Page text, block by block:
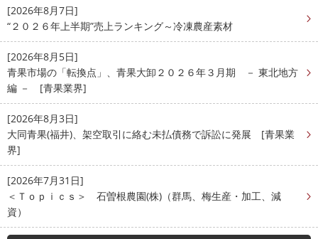
[2026年8月7日]
“２０２６年上半期”売上ランキング～冷凍農産素材
[2026年8月5日]
青果市場の「転換点」、青果大卸２０２６年３月期 － 東北地方
編 － [青果業界]
[2026年8月3日]
大同青果(福井)、架空取引に絡む未払債務で訴訟に発展 [青果業
界]
[2026年7月31日]
＜Ｔｏｐｉｃｓ＞ 石曽根農園(株)（群馬、梅生産・加工、減
資）